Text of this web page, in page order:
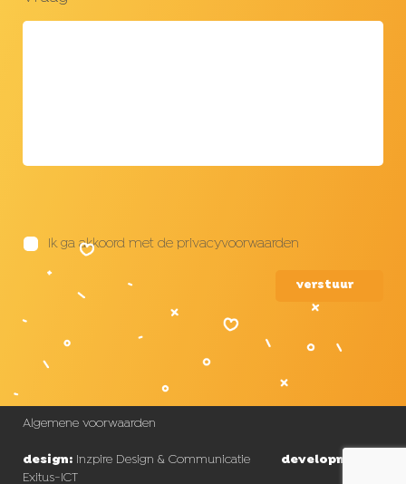
Ik ga akkoord met de privacyvoorwaarden
verstuur
Algemene voorwaarden
design: Inzpire Design & Communicatie
development:
Exitus-ICT